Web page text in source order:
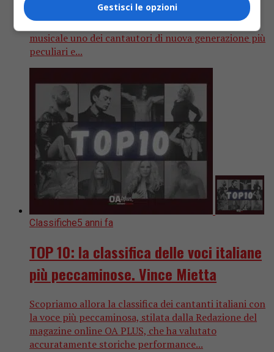
Ad oltre tre anni dal suo ultimo doppio volume di
inediti, Voyages Extraordinaires, torna sulla scena
musicale uno dei cantautori di nuova generazione più
peculiari e...
Classifiche5 anni fa
TOP 10: la classifica delle voci italiane
più peccaminose. Vince Mietta
Scopriamo allora la classifica dei cantanti italiani con
la voce più peccaminosa, stilata dalla Redazione del
magazine online OA PLUS, che ha valutato
accuratamente storiche performance...
Gestisci le opzioni